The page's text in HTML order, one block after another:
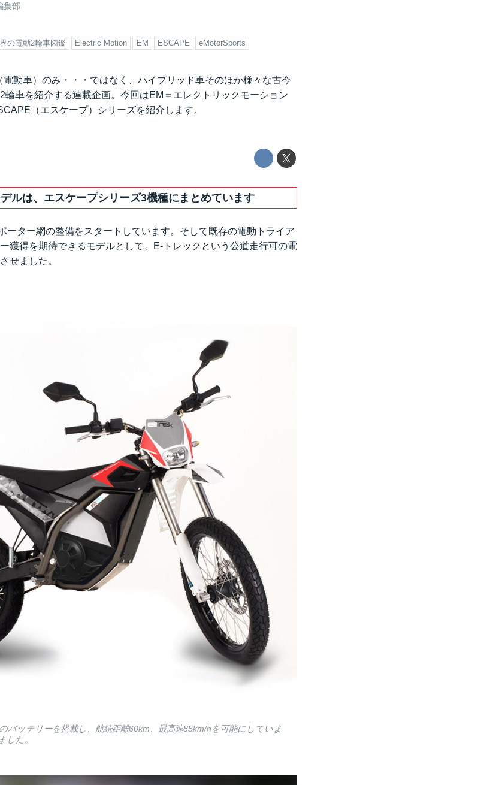
集部
の電動2輪車図鑑 Electric Motion EM ESCAPE eMotorSports
動車）のみ・・・ではなく、ハイブリッド車そのほか様々な古今
輪車を紹介する連載企画。今回はEM＝エレクトリックモーション
（エスケープ）シリーズを紹介します。
ルは、エスケープシリーズ3機種にまとめています
ーター網の整備をスタートしています。そして既存の電動トライア
獲得を期待できるモデルとして、E-トレックという公道走行可の電
せました。
バッテリーを搭載し、航続距離60km、最高速85km/hを可能にしていま
した。